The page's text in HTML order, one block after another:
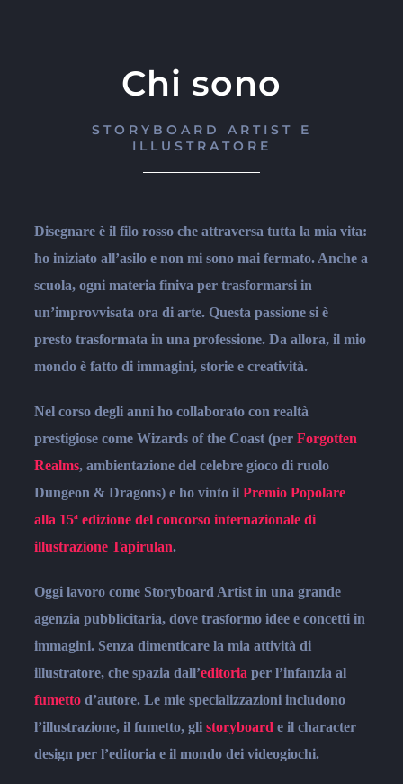
Chi sono
STORYBOARD ARTIST E
ILLUSTRATORE
Disegnare è il filo rosso che attraversa tutta la mia vita:
ho iniziato all’asilo e non mi sono mai fermato. Anche a
scuola, ogni materia finiva per trasformarsi in
un’improvvisata ora di arte. Questa passione si è
presto trasformata in una professione. Da allora, il mio
mondo è fatto di immagini, storie e creatività.
Nel corso degli anni ho collaborato con realtà
prestigiose come Wizards of the Coast (perForgotten
Realms, ambientazione del celebre gioco di ruolo
Dungeon & Dragons) e ho vinto ilPremio Popolare
alla 15ª edizione del concorso internazionale di
illustrazione Tapirulan.
Oggi lavoro come Storyboard Artist in una grande
agenzia pubblicitaria, dove trasformo idee e concetti in
immagini. Senza dimenticare la mia attività di
illustratore, che spazia dall’editoria per l’infanzia al
fumetto d’autore. Le mie specializzazioni includono
l’illustrazione, il fumetto, glistoryboard e il character
design per l’editoria e il mondo dei videogiochi.